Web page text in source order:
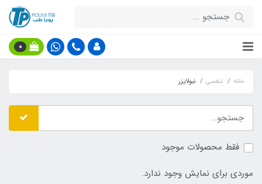
0
خانه تنفسی نبولایزر
فقط محصولات موجود
موردی برای نمایش وجود ندارد.